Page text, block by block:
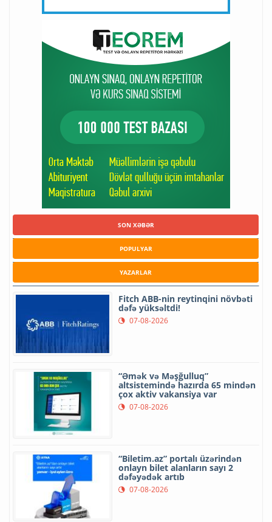
SON XƏBƏR
POPULYAR
YAZARLAR
Fitch ABB-nin reytinqini növbəti
dəfə yüksəltdi!
07-08-2026
“Əmək və Məşğulluq”
altsistemində hazırda 65 mindən
çox aktiv vakansiya var
07-08-2026
“Biletim.az” portalı üzərindən
onlayn bilet alanların sayı 2
dəfəyədək artıb
07-08-2026